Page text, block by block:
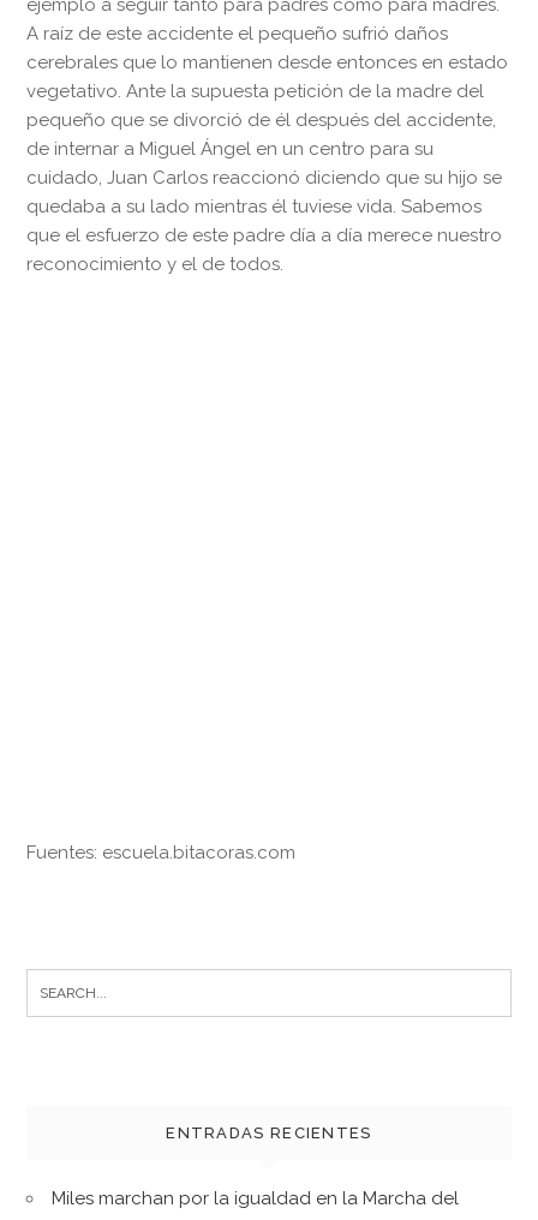
ejemplo a seguir tanto para padres como para madres.
A raíz de este accidente el pequeño sufrió daños
cerebrales que lo mantienen desde entonces en estado
vegetativo. Ante la supuesta petición de la madre del
pequeño que se divorció de él después del accidente,
de internar a Miguel Ángel en un centro para su
cuidado, Juan Carlos reaccionó diciendo que su hijo se
quedaba a su lado mientras él tuviese vida. Sabemos
que el esfuerzo de este padre día a día merece nuestro
reconocimiento y el de todos.
Fuentes: escuela.bitacoras.com
for:
ENTRADAS RECIENTES
Miles marchan por la igualdad en la Marcha del